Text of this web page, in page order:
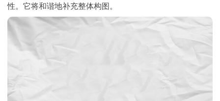
性。它将和谐地补充整体构图。